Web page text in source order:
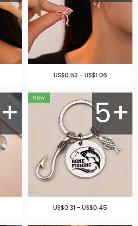
US$0.53 - US$1.06
5+
US$0.31 - US$0.45